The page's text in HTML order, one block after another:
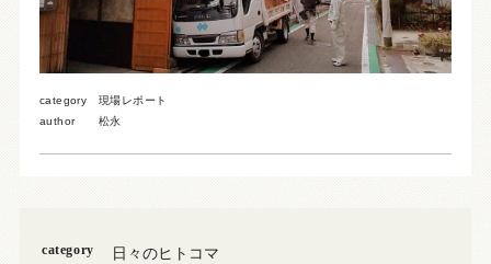
category
現場レポート
author
松永
category
日々のヒトコマ